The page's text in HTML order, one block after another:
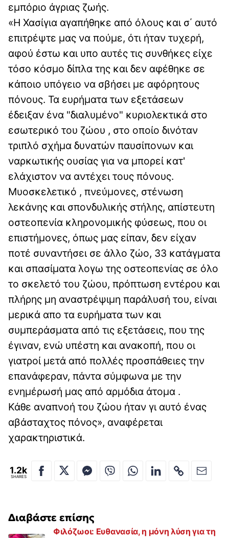
εμπόριο άγριας ζωής.
«Η Χασίγια αγαπήθηκε από όλους και σ΄ αυτό
επιτρέψτε μας να πούμε, ότι ήταν τυχερή,
αφού έστω και υπο αυτές τις συνθήκες είχε
τόσο κόσμο δίπλα της και δεν αφέθηκε σε
κάποιο υπόγειο να σβήσει με αφόρητους
πόνους. Τα ευρήματα των εξετάσεων
έδειξαν ένα "διαλυμένο" κυριολεκτικά στο
εσωτερικό του ζώου , στο οποίο δινόταν
τριπλό σχήμα δυνατών παυσίπονων και
ναρκωτικής ουσίας για να μπορεί κατ'
ελάχιστον να αντέχει τους πόνους.
Μυοσκελετικό , πνεύμονες, στένωση
λεκάνης και σπονδυλικής στήλης, απίστευτη
οστεοπενία κληρονομικής φύσεως, που οι
επιστήμονες, όπως μας είπαν, δεν είχαν
ποτέ συναντήσει σε άλλο ζώο, 33 κατάγματα
και σπασίματα λογω της οστεοπενίας σε όλο
το σκελετό του ζώου, πρόπτωση εντέρου και
πλήρης μη αναστρέψιμη παράλυσή του, είναι
μερικά απο τα ευρήματα των και
συμπεράσματα από τις εξετάσεις, που της
έγιναν, ενώ υπέστη και ανακοπή, που οι
γιατροί μετά από πολλές προσπάθειες την
επανάφεραν, πάντα σύμφωνα με την
ενημέρωσή μας από αρμόδια άτομα .
Κάθε αναπνοή του ζώου ήταν γι αυτό ένας
αβάσταχτος πόνος», αναφέρεται
χαρακτηριστικά.
1.2k
SHARES
Διαβάστε επίσης
Φιλόζωοι: Ευθανασία, η μόνη λύση για τη